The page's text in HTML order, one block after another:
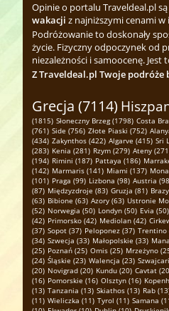
Opinie o portalu Traveldeal.pl
wakacji z najniższymi cenami
Podróżowanie to doskonały
życie. Fizyczny odpoczynek od
niezależności i samoocenę.
Z Traveldeal.pl Twoje podróże
Grecja (7114)
(1815) Słoneczny Brzeg (1798) Costa
(761) Side (756) Złote Piaski (752)
(434) Zakynthos (422) Algarve (415) Sri
(283) Kenia (281) Rzym (279) Ateny
(194) Rimini (187) Pattaya (186)
(142) Marmaris (141) Miami (137)
(101) Praga (99) Lizbona (98) Austria
(87) Międzyzdroje (83) Gruzja (81)
(63) Bibione (63) Azory (63) Ustronie
(52) Norwegia (50) Londyn (50) Evia (50)
(42) Primorsko (42) Mediolan (42)
(37) Sopot (37) Peloponez (37) Trentino
(34) Szwecja (33) Małopolskie (33)
(25) Poznań (25) Omis (25) Mrzeżyno
(24) Śląskie (23) Walencja (23)
(20) Novigrad (20) Kundu (20) Cavtat
(16) Pomorskie (16) Olsztyn (16)
(13) Tanzania (13) Skiathos (13) Rab
(11) Wieliczka (11) Tyrol (11) Samana